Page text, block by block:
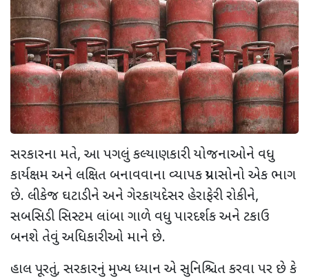
સરકારના મતે, આ પગલું કલ્યાણકારી યોજનાઓને વધુ
કાર્યક્ષમ અને લક્ષિત બનાવવાના વ્યાપક પ્રયાસોનો એક ભાગ
છે. લીકેજ ઘટાડીને અને ગેરકાયદેસર હેરાફેરી રોકીને,
સબસિડી સિસ્ટમ લાંબા ગાળે વધુ પારદર્શક અને ટકાઉ
બનશે તેવું અધિકારીઓ માને છે.
હાલ પૂરતું, સરકારનું મુખ્ય ધ્યાન એ સુનિશ્ચિત કરવા પર છે કે